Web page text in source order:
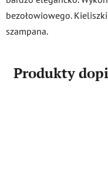
bezołowiowego.
szampana.
Produkty